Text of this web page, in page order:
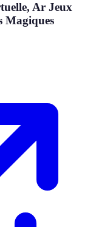
Ar Jeux
Magiques